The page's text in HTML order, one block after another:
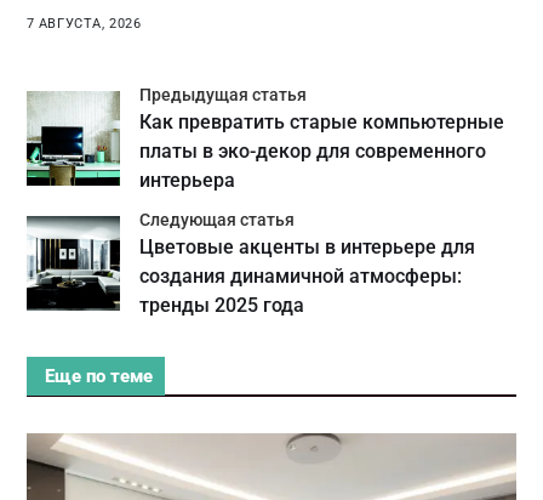
7 АВГУСТА, 2026
Предыдущая статья
Как превратить старые компьютерные
платы в эко-декор для современного
интерьера
Следующая статья
Цветовые акценты в интерьере для
создания динамичной атмосферы:
тренды 2025 года
Еще по теме